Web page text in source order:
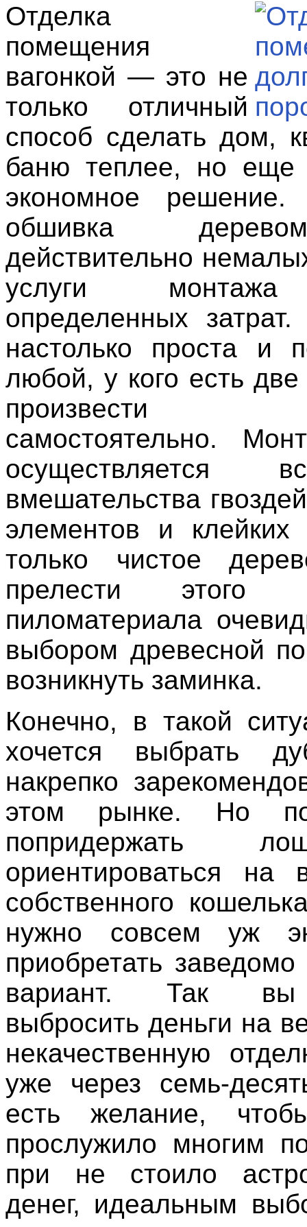
Отделка
помещения
вагонкой — это не
только отличный
способ сделать дом,
баню теплее, но еще
экономное решение.
обшивка
действительно
услуги
определенных
настолько проста и
любой, у кого есть
произвести
самостоятельно.
осуществляется
вмешательства
элементов и
только чистое
прелести этого
пиломатериала
выбором древесной
возникнуть заминка.
Конечно, в такой
хочется выбрать
накрепко
этом рынке. Но
попридержать
ориентироваться на
собственного
нужно совсем уж
приобретать
вариант. Так вы
выбросить деньги на
некачественную
уже через семь-
есть желание,
прослужило многим
при не стоило
денег, идеальным